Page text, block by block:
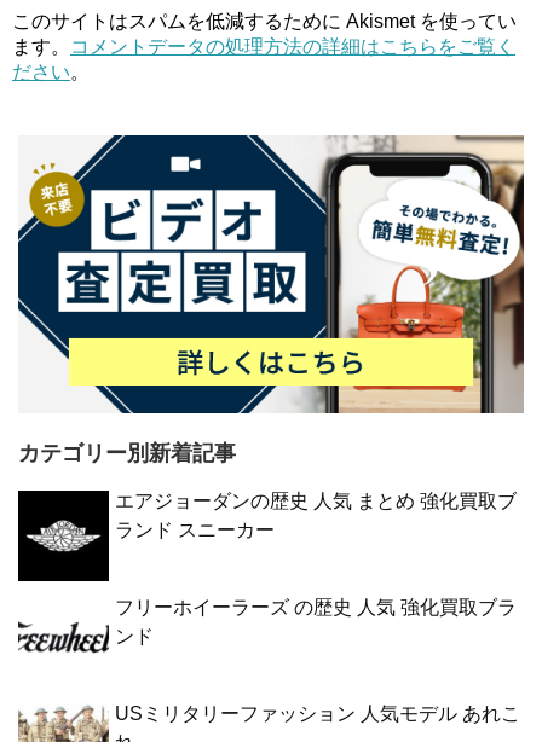
このサイトはスパムを低減するために Akismet を使ってい
ます。
コメントデータの処理方法の詳細はこちらをご覧く
ださい。
カテゴリー別新着記事
エアジョーダンの歴史 人気 まとめ 強化買取ブ
ランド スニーカー
フリーホイーラーズ の歴史 人気 強化買取ブラ
ンド
USミリタリーファッション 人気モデル あれこ